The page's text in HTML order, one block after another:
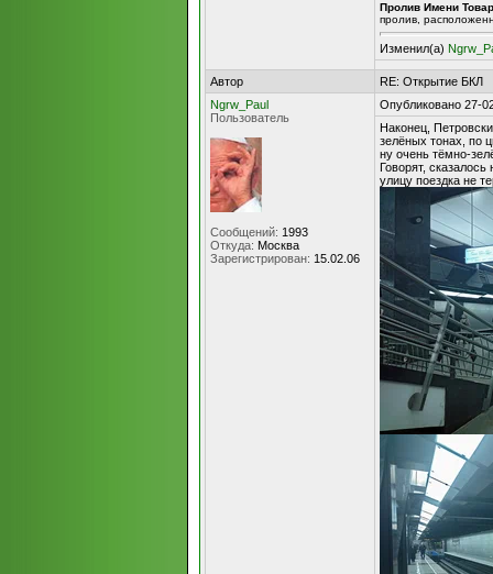
Пролив Имени
пролив,
Изменил(а)
Автор
RE: Открытие БКЛ
Ngrw_Paul
Пользователь
Сообщений: 1993
Откуда: Москва
Зарегистрирован: 15.02.06
Опубликовано 27-
Наконец,
зелёных тонах, по
ну очень тёмно-
Говорят,
улицу поездка не